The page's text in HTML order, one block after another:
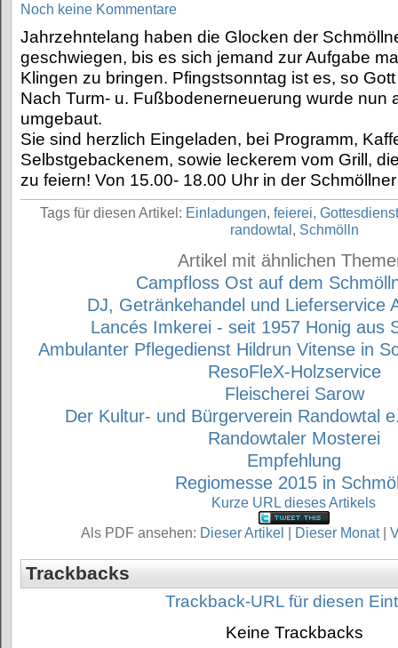
Noch keine Kommentare
Jahrzehntelang haben die Glocken der
geschwiegen, bis es sich jemand zur Aufgabe
Klingen zu bringen. Pfingstsonntag ist es, so
Nach Turm- u. Fußbodenerneuerung wurde nun
umgebaut.
Sie sind herzlich Eingeladen, bei Programm,
Selbstgebackenem, sowie leckerem vom Grill,
zu feiern! Von 15.00- 18.00 Uhr in der
Tags für diesen Artikel: Einladungen, feierei, Gottesdienst
randowtal, Schmölln
Artikel mit ähnlichen
Campfloss Ost auf dem
DJ, Getränkehandel und Lieferservice
Lancés Imkerei - seit 1957 Honig aus
Ambulanter Pflegedienst Hildrun Vitense in
ResoFleX-Holzservice
Fleischerei Sarow
Der Kultur- und Bürgerverein Randowtal
Randowtaler Mosterei
Empfehlung
Regiomesse 2015 in
Kurze URL dieses Artikels
Als PDF ansehen: Dieser Artikel | Dieser Monat|
Trackbacks
Trackback-URL für diesen
Keine Trackbacks